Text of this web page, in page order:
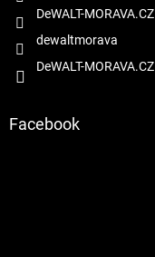
DeWALT-MORAVA.CZ
dewaltmorava
DeWALT-MORAVA.CZ
Facebook